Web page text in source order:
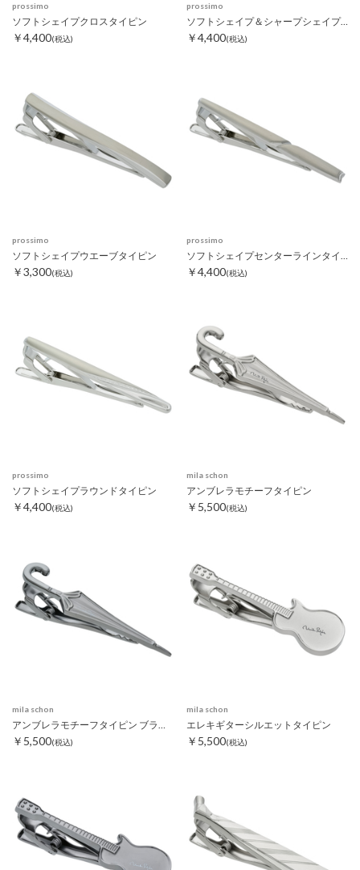
prossimo
ソフトシェイプクロスタイピン
￥4,400(税込)
prossimo
ソフトシェイプ＆シャープシェイプタイピン
￥4,400(税込)
prossimo
ソフトシェイプウエーブタイピン
￥3,300(税込)
prossimo
ソフトシェイプセンターラインタイピン
￥4,400(税込)
prossimo
ソフトシェイプラウンドタイピン
￥4,400(税込)
mila schon
アンブレラモチーフタイピン
￥5,500(税込)
mila schon
アンブレラモチーフタイピン ブラック
￥5,500(税込)
mila schon
エレキギターシルエットタイピン
￥5,500(税込)